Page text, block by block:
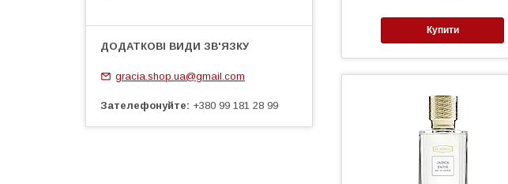
Купити
gracia.shop.ua@gmail.com
Зателефонуйте +380 99 181 28 99